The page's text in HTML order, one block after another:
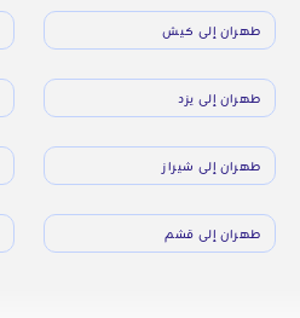
طهران إلى كيش
طهران إلى يزد
طهران إلى شيراز
طهران إلى قشم